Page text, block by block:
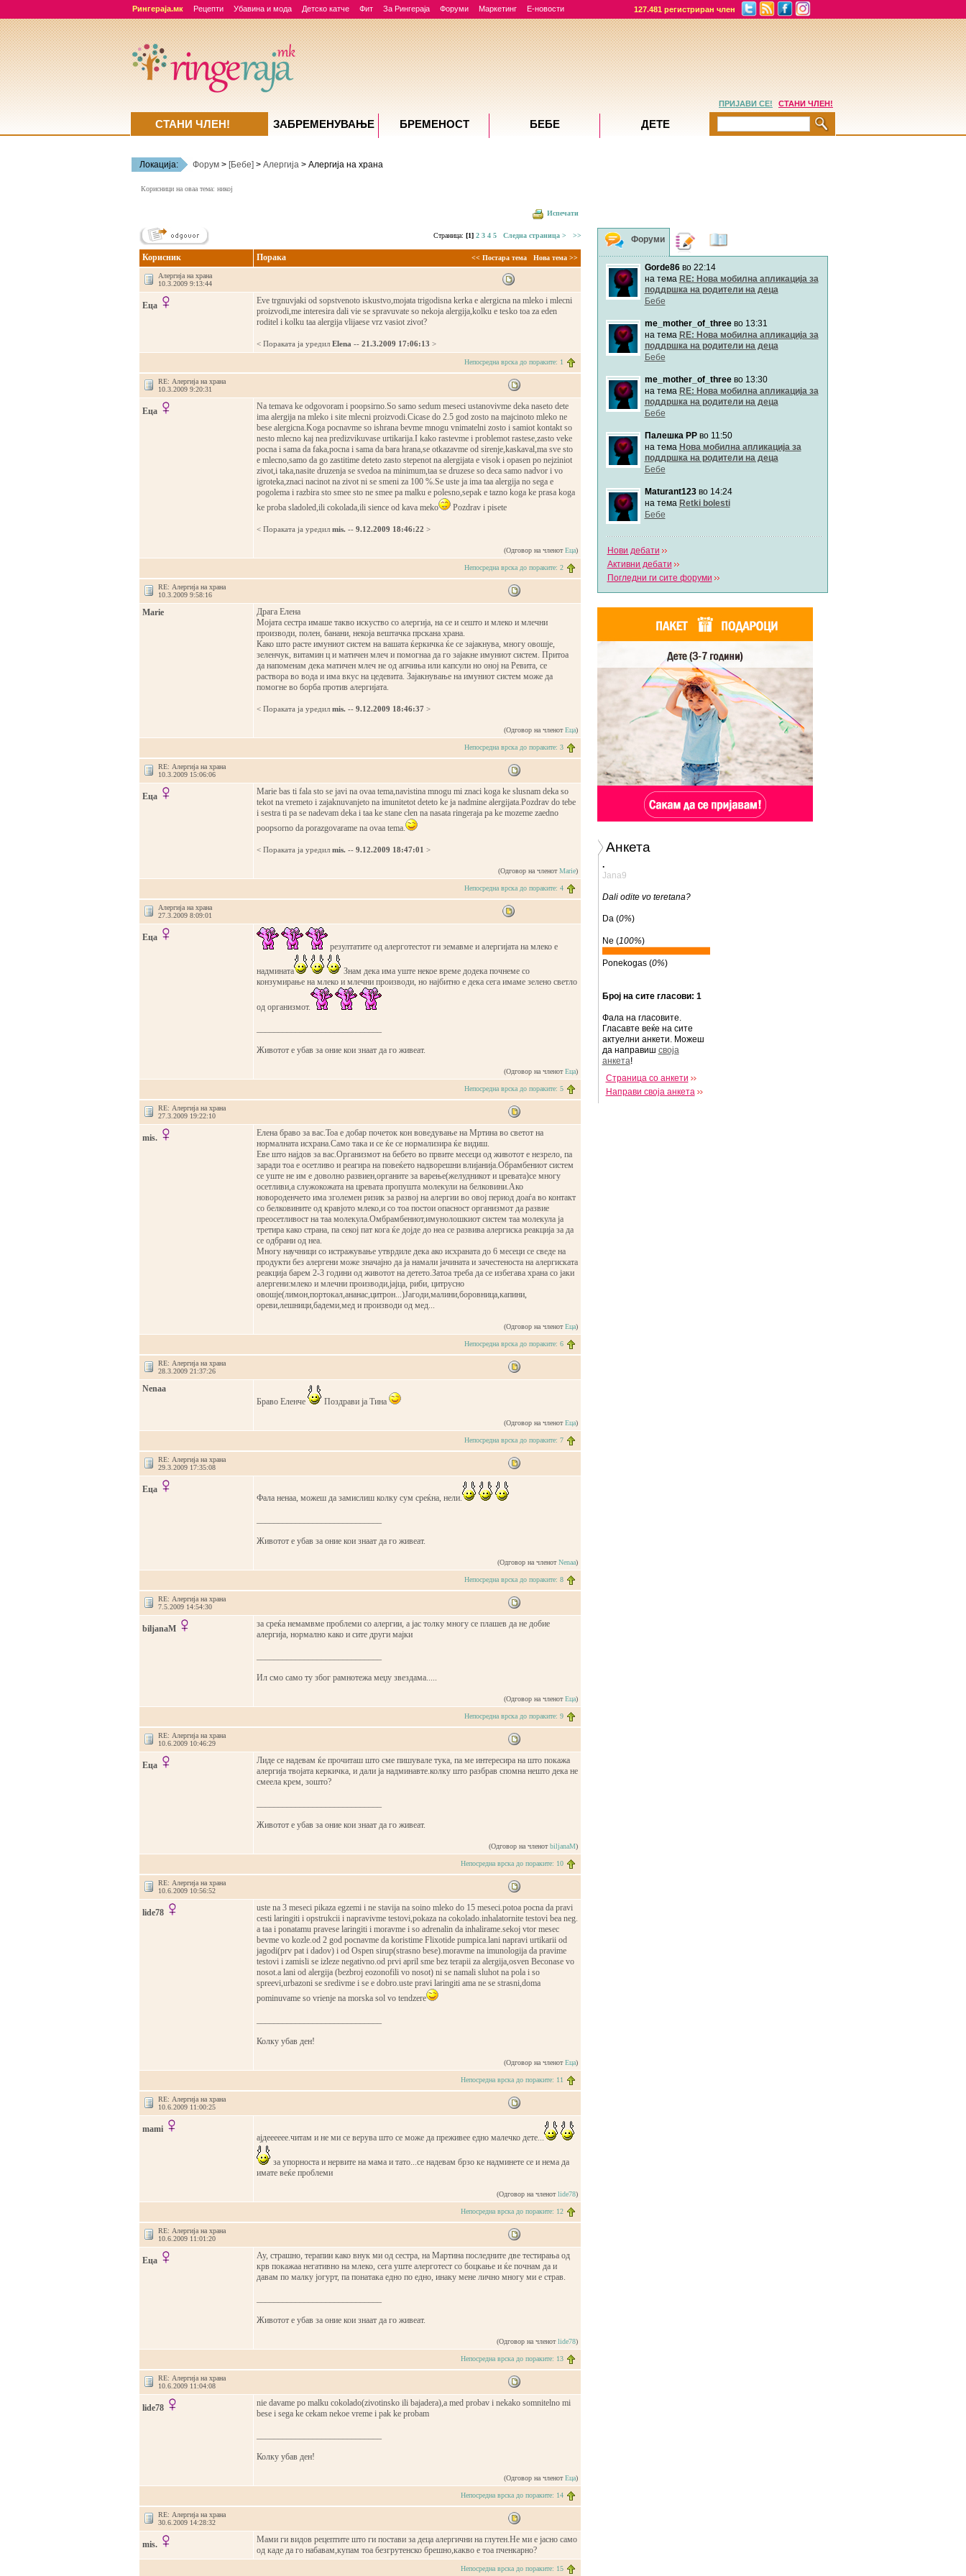
Рингераја.мк Рецепти Убавина и мода Детско катче Фит За Рингераја Форуми Маркетинг Е-новости 127.481 регистриран член
Локација: Форум> [Бебе] > Алергија> Алергија на храна
Корисници на оваа тема: никој
Испечати
Страница: [1] 2 3 4 5 Следна страница > >>
Корисник Порака << Постара тема Нова тема >>
Алергија на храна
10.3.2009 9:13:44
Еца
Eve trgnuvjaki od sopstvenoto iskustvo,mojata trigodisna kerka e alergicna na mleko i mlecni
proizvodi,me interesira dali vie se spravuvate so nekoja alergija,kolku e tesko toa za eden
roditel i kolku taa alergija vlijaese vrz vasiot zivot?
< Поракaта ја уредил Elena -- 21.3.2009 17:06:13 >
Непосредна врска до пораките: 1
RE: Алергија на храна
10.3.2009 9:20:31
Еца
Na temava ke odgovoram i poopsirno.So samo sedum meseci ustanovivme deka naseto dete
ima alergija na mleko i site mlecni proizvodi.Cicase do 2.5 god zosto na majcinoto mleko ne
bese alergicna.Koga pocnavme so ishrana bevme mnogu vnimatelni zosto i samiot kontakt so
nesto mlecno kaj nea predizvikuvase urtikarija.I kako rastevme i problemot rastese,zasto veke
pocna i sama da faka,pocna i sama da bara hrana,se otkazavme od sirenje,kaskaval,ma sve sto
e mlecno,samo da go zastitime deteto zasto stepenot na alergijata e visok i opasen po nejziniot
zivot,i taka,nasite druzenja se svedoa na minimum,taa se druzese so deca samo nadvor i vo
igroteka,znaci nacinot na zivot ni se smeni za 100 %.Se uste ja ima taa alergija no sega e
pogolema i razbira sto smee sto ne smee pa malku e polesno,sepak e tazno koga ke prasa koga
ke proba sladoled,ili cokolada,ili sience od kava meko
Pozdrav i pisete
< Поракaта ја уредил mis. -- 9.12.2009 18:46:22 >
(Одговор на членотЕца)
Непосредна врска до пораките: 2
RE: Алергија на храна
10.3.2009 9:58:16
Marie
Драга Елена
Мојата сестра имаше такво искуство со алергија, на се и сешто и млеко и млечни
производи, полен, банани, некоја вештачка прскана храна.
Како што расте имуниот систем на вашата ќеркичка ќе се зајакнува, многу овошје,
зеленчук, витамин ц и матичен млеч и помогнаа да го зајакне имуниот систем. Притоа
да напоменам дека матичен млеч не од апчиња или капсули но оној на Ревита, се
раствора во вода и има вкус на цедевита. Зајакнување на имуниот систем може да
помогне во борба против алергијата.
< Поракaта ја уредил mis. -- 9.12.2009 18:46:37 >
(Одговор на членотЕца)
Непосредна врска до пораките: 3
RE: Алергија на храна
10.3.2009 15:06:06
Еца
Marie bas ti fala sto se javi na ovaa tema,navistina mnogu mi znaci koga ke slusnam deka so
tekot na vremeto i zajaknuvanjeto na imunitetot deteto ke ja nadmine alergijata.Pozdrav do tebe
i sestra ti pa se nadevam deka i taa ke stane clen na nasata ringeraja pa ke mozeme zaedno
poopsorno da porazgovarame na ovaa tema.
< Поракaта ја уредил mis. -- 9.12.2009 18:47:01 >
(Одговор на членотMarie)
Непосредна врска до пораките: 4
Алергија на храна
27.3.2009 8:09:01
Еца
резултатите од алерготестот ги земавме и алергијата на млеко е
надмината
Знам дека има уште некое време додека почнеме со
конзумирање на млеко и млечни производи, но најбитно е дека сега имаме зелено светло
од организмот.
Животот е убав за оние кои знаат да го живеат.
(Одговор на членотЕца)
Непосредна врска до пораките: 5
RE: Алергија на храна
27.3.2009 19:22:10
mis.
Елена браво за вас.Тоа е добар почеток кон воведување на Мртина во светот на
нормалната исхрана.Само така и се ќе се нормализира ќе видиш.
Еве што најдов за вас.Организмот на бебето во првите месеци од животот е незрело, па
заради тоа е осетливо и реагира на повеќето надворешни влијанија.Обрамбениот систем
се уште не им е доволно развиен,органите за варење(желудникот и цревата)се многу
осетливи,а служокожата на цревата пропушта молекули на белковини.Ако
новороденчето има зголемен ризик за развој на алергии во овој период доаѓа во контакт
со белковините од кравјото млеко,и со тоа постои опасност организмот да развие
преосетливост на таа молекула.Омбрамбениот,имунолошкиот систем таа молекула ја
третира како страна, па секој пат кога ќе дојде до неа се развива алергиска реакција за да
се одбрани од неа.
Многу научници со истражување утврдиле дека ако исхраната до 6 месеци се сведе на
продукти без алергени може значајно да ја намали јачината и зачестеноста на алергиската
реакција барем 2-3 години од животот на детето.Затоа треба да се избегава храна со јаки
алергени:млеко и млечни производи,јајца, риби, цитрусно
овошје(лимон,портокал,ананас,цитрон...)Јагоди,малини,боровница,капини,
ореви,лешници,бадеми,мед и производи од мед...
(Одговор на членотЕца)
Непосредна врска до пораките: 6
RE: Алергија на храна
28.3.2009 21:37:26
Nenaa
Браво Еленче
Поздрави ја Тина
(Одговор на членотЕца)
Непосредна врска до пораките: 7
RE: Алергија на храна
29.3.2009 17:35:08
Еца
Фала ненаа, можеш да замислиш колку сум среќна, нели.
Животот е убав за оние кои знаат да го живеат.
(Одговор на членотNenaa)
Непосредна врска до пораките: 8
RE: Алергија на храна
7.5.2009 14:54:30
biljanaM
за среќа немамвме проблеми со алергии, а јас толку многу се плашев да не добие
алергија, нормално како и сите други мајки
Ил смо само ту због рамнотежа меџу звездама.....
(Одговор на членотЕца)
Непосредна врска до пораките: 9
RE: Алергија на храна
10.6.2009 10:46:29
Еца
Лиде се надевам ќе прочиташ што сме пишувале тука, па ме интересира на што покажа
алергија твојата керкичка, и дали ја надминавте.колку што разбрав спомна нешто дека не
смеела крем, зошто?
Животот е убав за оние кои знаат да го живеат.
(Одговор на членотbiljanaM)
Непосредна врска до пораките: 10
RE: Алергија на храна
10.6.2009 10:56:52
lide78
uste na 3 meseci pikaza egzemi i ne stavija na soino mleko do 15 meseci.potoa pocna da pravi
cesti laringiti i opstrukcii i napravivme testovi,pokaza na cokolado.inhalatornite testovi bea neg.
a taa i ponatamu pravese laringiti i moravme i so adrenalin da inhalirame.sekoj vtor mesec
bevme vo kozle.od 2 god pocnavme da koristime Flixotide pumpica.lani napravi urtikarii od
jagodi(prv pat i dadov) i od Ospen sirup(strasno bese).moravme na imunologija da pravime
testovi i zamisli se izleze negativno.od prvi april sme bez terapii za alergija,osven Beconase vo
nosot.a lani od alergija (bezbroj eozonofili vo nosot) ni se namali sluhot na pola i so
spreevi,urbazoni se sredivme i se e dobro.uste pravi laringiti ama ne se strasni,doma
pominuvame so vrienje na morska sol vo tendzere
Колку убав ден!
(Одговор на членотЕца)
Непосредна врска до пораките: 11
RE: Алергија на храна
10.6.2009 11:00:25
mami
ајдееееее.читам и не ми се верува што се може да преживее едно малечко дете...
за упорноста и нервите на мама и тато...се надевам брзо ке надминете се и нема да
имате веќе проблеми
(Одговор на членотlide78)
Непосредна врска до пораките: 12
RE: Алергија на храна
10.6.2009 11:01:20
Еца
Ау, страшно, терапии како внук ми од сестра, на Мартина последните две тестирања од
крв покажаа негативно на млеко, сега уште алерготест со боцкање и ќе почнам да и
давам по малку јогурт, па понатака едно по едно, инаку мене лично многу ми е страв.
Животот е убав за оние кои знаат да го живеат.
(Одговор на членотlide78)
Непосредна врска до пораките: 13
RE: Алергија на храна
10.6.2009 11:04:08
lide78
nie davame po malku cokolado(zivotinsko ili bajadera),a med probav i nekako somnitelno mi
bese i sega ke cekam nekoe vreme i pak ke probam
Колку убав ден!
(Одговор на членотЕца)
Непосредна врска до пораките: 14
RE: Алергија на храна
30.6.2009 14:28:32
mis.
Мами ги видов рецептите што ги постави за деца алергични на глутен.Не ми е јасно само
од каде да го набавам,купам тоа безгрутенско брешно,какво е тоа пченкарно?
Непосредна врска до пораките: 15
Форуми Дневници
Gorde86во 22:14
на тема RE: Нова мобилна апликација за
поддршка на родители на деца
Бебе
me_mother_of_threeво 13:31
на тема RE: Нова мобилна апликација за
поддршка на родители на деца
Бебе
me_mother_of_threeво 13:30
на тема RE: Нова мобилна апликација за
поддршка на родители на деца
Бебе
Палешка РРво 11:50
на тема Нова мобилна апликација за
поддршка на родители на деца
Бебе
Maturant123во 14:24
на тема Retki bolesti
Бебе
Нови дебати
Активни дебати
Погледни ги сите форуми
Анкета
.
Jana9
Dali odite vo teretana?
Da (0%)
Ne (100%)
Ponekogas (0%)
Број на сите гласови: 1
Фала на гласовите.
Гласавте веќе на сите
актуелни анкети. Можеш
да направиш своја
анкета!
Страница со анкети
Направи своја анкета
ПРИЈАВИ СЕ! СТАНИ ЧЛЕН!
СТАНИ ЧЛЕН! ЗАБРЕМЕНУВАЊE БРЕМЕНОСТ БЕБЕ ДЕТЕ